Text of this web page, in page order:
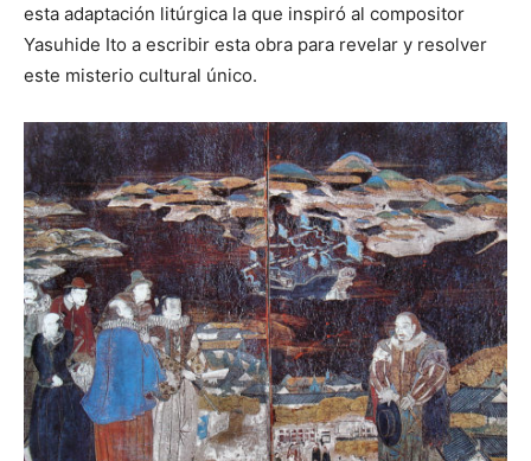
esta adaptación litúrgica la que inspiró al compositor
Yasuhide Ito a escribir esta obra para revelar y resolver
este misterio cultural único.